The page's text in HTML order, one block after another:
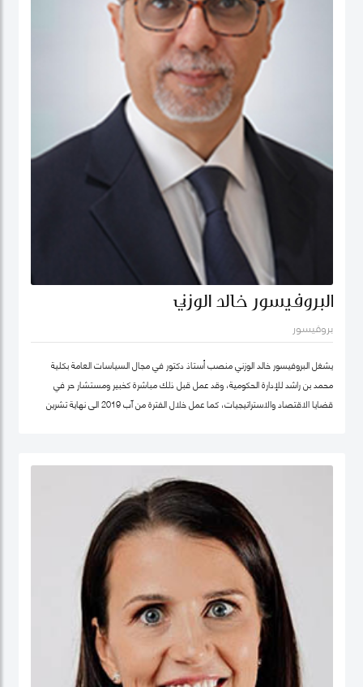
البروفيسور خالد الوزني
بروفيسور
يشغل البروفيسور خالد الوزني منصب أستاذ دكتور في مجال السياسات العامة بكلية
محمد بن راشد للإدارة الحكومية، وقد عمل قبل ذلك مباشرة كخبير ومستشار حر في
قضايا الاقتصاد والاستراتيجيات، كما عمل خلال الفترة من آب 2019 الى نهاية تشرين
سابقا كبير الاقتصاديين/خبير ومحلل مالي واقتصادي واستراتيجيات- وشريك مؤسس في
ورئيسا تنفيذيا لسرايا العقبة، وتعمير الاردنية القابضة ودارات الأردنية القابضة.